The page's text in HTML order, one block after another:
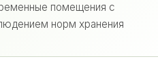
помещения с
норм хранения